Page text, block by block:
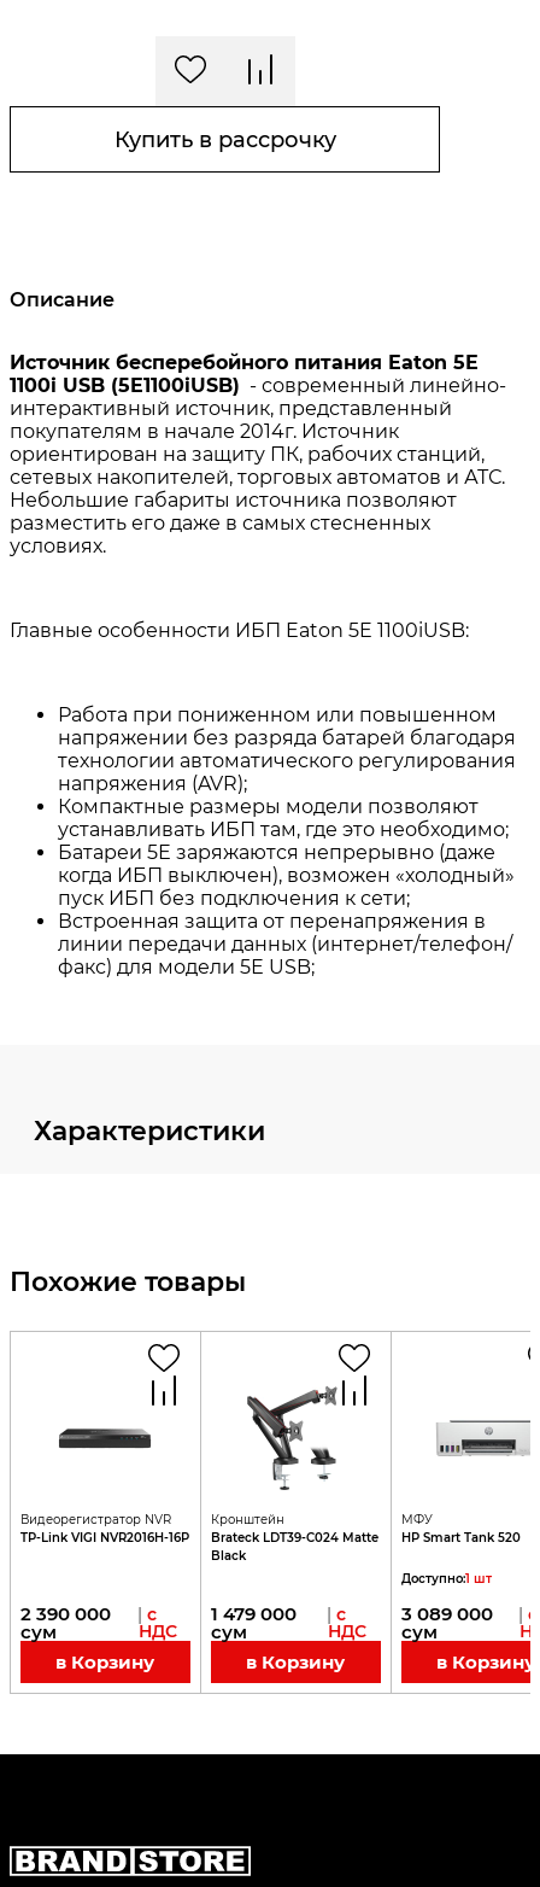
Купить в рассрочку
Описание
Характеристики
Похожие товары
Видеорегистратор NVR
TP-Link VIGI NVR2016H-16P
2 390 000
сум
| с
НДС
в Корзину
Кронштейн
Brateck LDT39-C024 Matte
Black
1 479 000
сум
| с
НДС
в Корзину
МФУ
HP Smart Tank 520
Доступно:1 шт
3 089 000
сум
| с
в Корзину